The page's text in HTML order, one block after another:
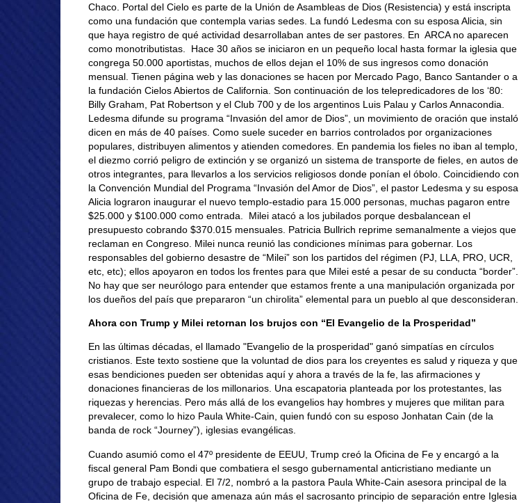
Chaco. Portal del Cielo es parte de la Unión de Asambleas de Dios (Resistencia) y está inscripta
como una fundación que contempla varias sedes. La fundó Ledesma con su esposa Alicia, sin
que haya registro de qué actividad desarrollaban antes de ser pastores. En ARCA no aparecen
como monotributistas. Hace 30 años se iniciaron en un pequeño local hasta formar la iglesia que
congrega 50.000 aportistas, muchos de ellos dejan el 10% de sus ingresos como donación
mensual. Tienen página web y las donaciones se hacen por Mercado Pago, Banco Santander o a
la fundación Cielos Abiertos de California. Son continuación de los telepredicadores de los ‘80:
Billy Graham, Pat Robertson y el Club 700 y de los argentinos Luis Palau y Carlos Annacondia.
Ledesma difunde su programa “Invasión del amor de Dios”, un movimiento de oración que instaló
dicen en más de 40 países. Como suele suceder en barrios controlados por organizaciones
populares, distribuyen alimentos y atienden comedores. En pandemia los fieles no iban al templo,
el diezmo corrió peligro de extinción y se organizó un sistema de transporte de fieles, en autos de
otros integrantes, para llevarlos a los servicios religiosos donde ponían el óbolo. Coincidiendo con
la Convención Mundial del Programa “Invasión del Amor de Dios”, el pastor Ledesma y su esposa
Alicia lograron inaugurar el nuevo templo-estadio para 15.000 personas, muchas pagaron entre
$25.000 y $100.000 como entrada. Milei atacó a los jubilados porque desbalancean el
presupuesto cobrando $370.015 mensuales. Patricia Bullrich reprime semanalmente a viejos que
reclaman en Congreso. Milei nunca reunió las condiciones mínimas para gobernar. Los
responsables del gobierno desastre de “Milei” son los partidos del régimen (PJ, LLA, PRO, UCR,
etc, etc); ellos apoyaron en todos los frentes para que Milei esté a pesar de su conducta “border”.
No hay que ser neurólogo para entender que estamos frente a una manipulación organizada por
los dueños del país que prepararon “un chirolita” elemental para un pueblo al que desconsideran.
Ahora con Trump y Milei retornan los brujos con “El Evangelio de la Prosperidad”
En las últimas décadas, el llamado "Evangelio de la prosperidad" ganó simpatías en círculos
cristianos. Este texto sostiene que la voluntad de dios para los creyentes es salud y riqueza y que
esas bendiciones pueden ser obtenidas aquí y ahora a través de la fe, las afirmaciones y
donaciones financieras de los millonarios. Una escapatoria planteada por los protestantes, las
riquezas y herencias. Pero más allá de los evangelios hay hombres y mujeres que militan para
prevalecer, como lo hizo Paula White-Cain, quien fundó con su esposo Jonhatan Cain (de la
banda de rock “Journey”), iglesias evangélicas.
Cuando asumió como el 47º presidente de EEUU, Trump creó la Oficina de Fe y encargó a la
fiscal general Pam Bondi que combatiera el sesgo gubernamental anticristiano mediante un
grupo de trabajo especial. El 7/2, nombró a la pastora Paula White-Cain asesora principal de la
Oficina de Fe, decisión que amenaza aún más el sacrosanto principio de separación entre Iglesia